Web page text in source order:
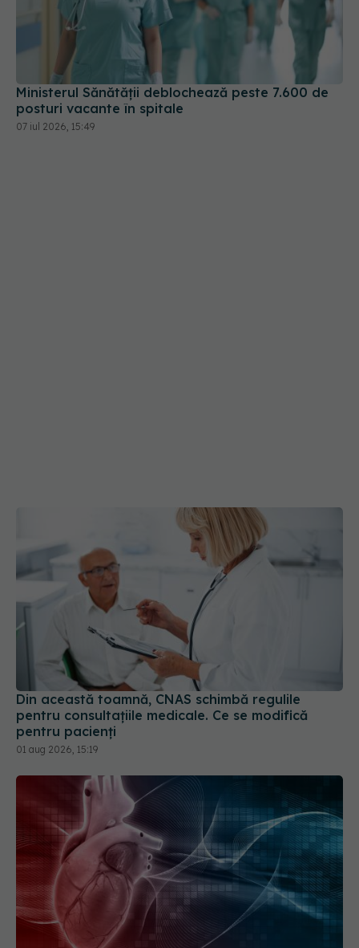
Ministerul Sănătății deblochează peste 7.600 de
posturi vacante în spitale
07 iul 2026, 15:49
Din această toamnă, CNAS schimbă regulile
pentru consultațiile medicale. Ce se modifică
pentru pacienți
01 aug 2026, 15:19